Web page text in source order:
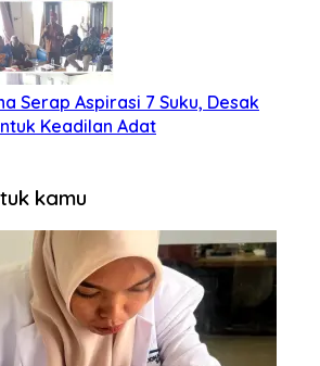
Serap Aspirasi 7 Suku, Desak
Keadilan Adat
kamu